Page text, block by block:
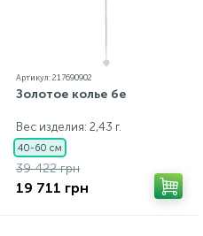
Артикул: 217690902
Золотое колье бе
Вес изделия: 2,43 г.
40-60 см
39 422 грн
19 711 грн